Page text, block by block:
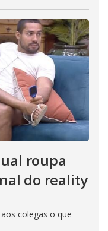
roupa
do reality
colegas o que